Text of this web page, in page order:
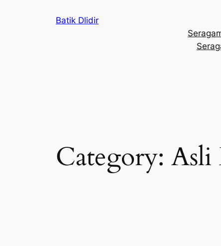
Batik Dlidir
Category: Asli